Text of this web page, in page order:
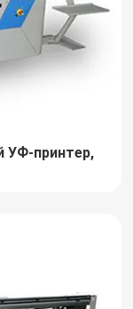
УФ-принтер,